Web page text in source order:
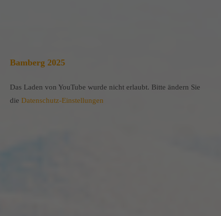
Bamberg 2025
Das Laden von YouTube wurde nicht erlaubt. Bitte ändern Sie
die Datenschutz-Einstellungen